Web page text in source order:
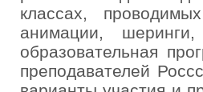
классах,
анимации,
образовательная
преподавателей